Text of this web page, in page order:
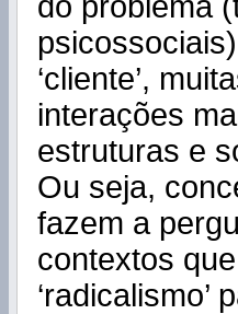
‘cliente’,
interações
estruturas e
Ou seja,
fazem a
contextos
‘radicalismo’